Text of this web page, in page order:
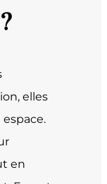
elles
en